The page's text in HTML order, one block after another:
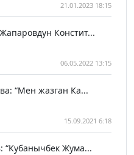
21.01.2023 18:15
Констит...
06.05.2022 13:15
“Мен жазган Ка...
15.09.2021 6:18
Жума...